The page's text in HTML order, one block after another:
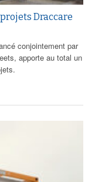
Draccare
conjointement par
apporte au total un